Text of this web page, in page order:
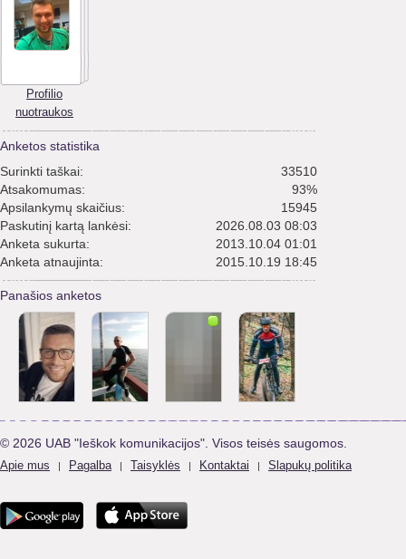
Profilio
nuotraukos
Anketos statistika
Surinkti taškai:
33510
Atsakomumas:
93%
Apsilankymų skaičius:
15945
Paskutinį kartą lankėsi:
2026.08.03 08:03
Anketa sukurta:
2013.10.04 01:01
Anketa atnaujinta:
2015.10.19 18:45
Panašios anketos
© 2026 UAB "Ieškok komunikacijos". Visos teisės saugomos.
Apie mus | Pagalba | Taisyklės | Kontaktai | Slapukų politika